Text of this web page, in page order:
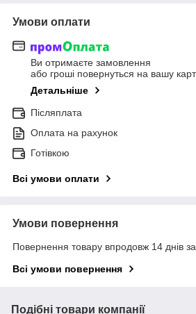
Умови оплати
Ви отримаєте замовлення
або гроші повернуться на вашу
Детальніше
Післяплата
Оплата на рахунок
Готівкою
Всі умови оплати
Умови повернення
Повернення товару впродовж 14 днів
Всі умови повернення
Подібні товари компанії